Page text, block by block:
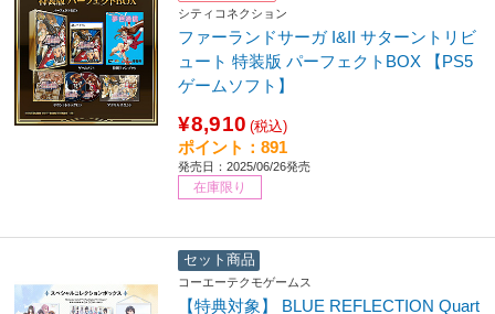
シティコネクション
ファーランドサーガ I&II サターントリビ
ュート 特装版 パーフェクトBOX 【PS5
ゲームソフト】
¥8,910 (税込)
ポイント：891
発売日：2025/06/26発売
在庫限り
セット商品
コーエーテクモゲームス
【特典対象】 BLUE REFLECTION Quart